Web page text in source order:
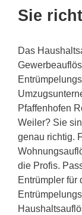
Sie
Das
Pfaffenhofen
Weiler? Sie
genau richtig.
die Profis.
Entrümpler für